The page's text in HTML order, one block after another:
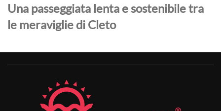
Una passeggiata lenta e sostenibile tra
le meraviglie di Cleto